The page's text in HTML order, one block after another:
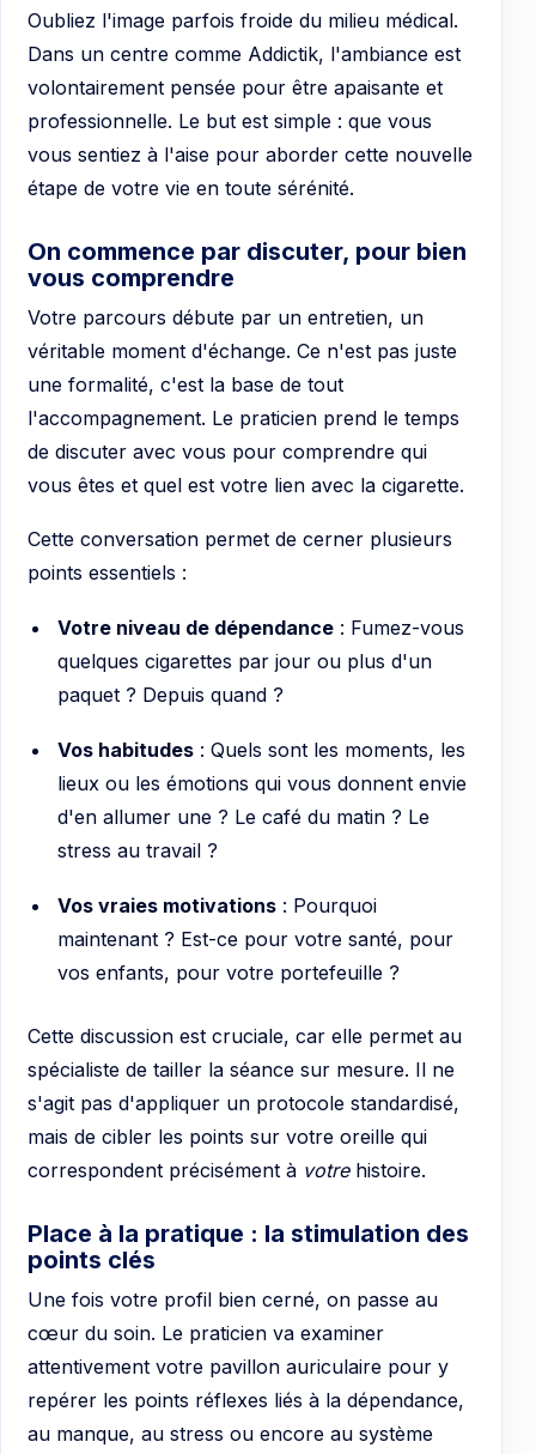
Oubliez l'image parfois froide du milieu médical.
Dans un centre comme Addictik, l'ambiance est
volontairement pensée pour être apaisante et
professionnelle. Le but est simple : que vous
vous sentiez à l'aise pour aborder cette nouvelle
étape de votre vie en toute sérénité.
On commence par discuter, pour bien
vous comprendre
Votre parcours débute par un entretien, un
véritable moment d'échange. Ce n'est pas juste
une formalité, c'est la base de tout
l'accompagnement. Le praticien prend le temps
de discuter avec vous pour comprendre qui
vous êtes et quel est votre lien avec la cigarette.
Cette conversation permet de cerner plusieurs
points essentiels :
Votre niveau de dépendance: Fumez-vous
quelques cigarettes par jour ou plus d'un
paquet ? Depuis quand ?
Vos habitudes: Quels sont les moments, les
lieux ou les émotions qui vous donnent envie
d'en allumer une ? Le café du matin ? Le
stress au travail ?
Vos vraies motivations: Pourquoi
maintenant ? Est-ce pour votre santé, pour
vos enfants, pour votre portefeuille ?
Cette discussion est cruciale, car elle permet au
spécialiste de tailler la séance sur mesure. Il ne
s'agit pas d'appliquer un protocole standardisé,
mais de cibler les points sur votre oreille qui
correspondent précisément à votrehistoire.
Place à la pratique : la stimulation des
points clés
Une fois votre profil bien cerné, on passe au
cœur du soin. Le praticien va examiner
attentivement votre pavillon auriculaire pour y
repérer les points réflexes liés à la dépendance,
au manque, au stress ou encore au système